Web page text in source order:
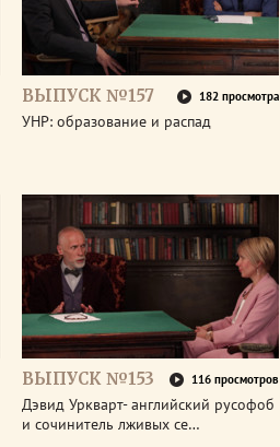
ВЫПУСК №157 182 просмотра
УНР: образование и распад
ВЫПУСК №153 116 просмотров
Дэвид Уркварт- английский русофоб
и сочинитель лживых се…